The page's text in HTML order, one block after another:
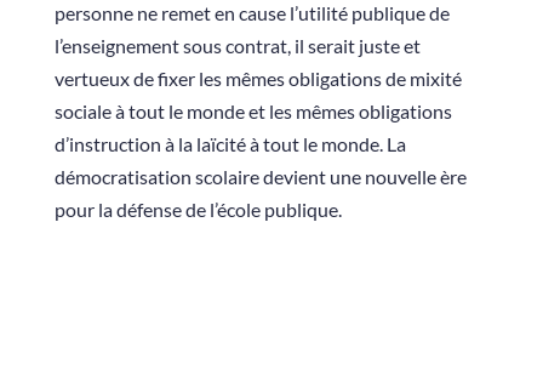
personne ne remet en cause l’utilité publique de
l’enseignement sous contrat, il serait juste et
vertueux de fixer les mêmes obligations de mixité
sociale à tout le monde et les mêmes obligations
d’instruction à la laïcité à tout le monde. La
démocratisation scolaire devient une nouvelle ère
pour la défense de l’école publique.